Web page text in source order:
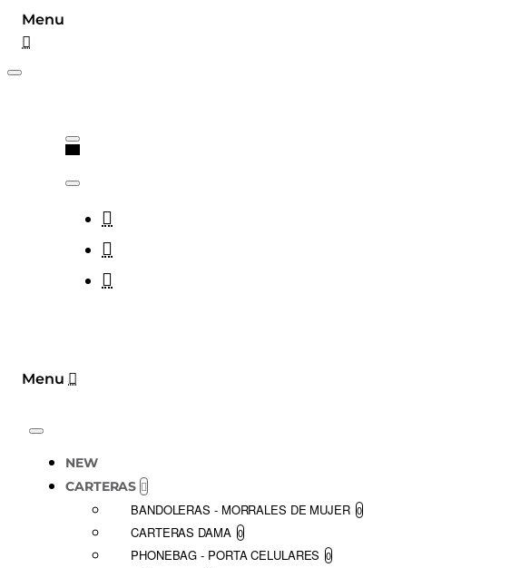
NEW
CARTERAS
BANDOLERAS - MORRALES DE MUJER 0
CARTERAS DAMA 0
PHONEBAG - PORTA CELULARES 0